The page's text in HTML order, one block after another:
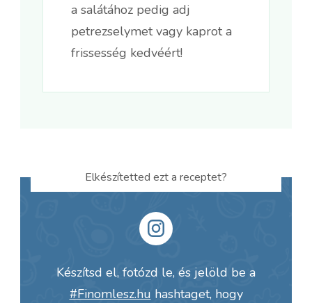
a salátához pedig adj
petrezselymet vagy kaprot a
frissesség kedvéért!
Elkészítetted ezt a receptet?
Készítsd el, fotózd le, és jelöld be a
#Finomlesz.hu hashtaget, hogy